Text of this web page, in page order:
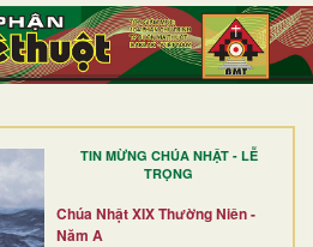
TIN MỪNG CHÚA NHẬT - LỄ
TRỌNG
Chúa Nhật XIX Thường Niên -
Năm A